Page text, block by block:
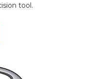
tool.